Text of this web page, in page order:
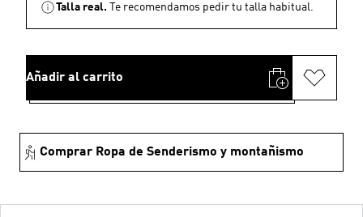
Talla real. Te recomendamos pedir tu talla habitual.
Añadir al carrito
Comprar Ropa de Senderismo y montañismo